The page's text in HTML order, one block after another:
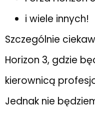
i wiele innych!
Szczególnie
Horizon 3, gdzie
kierownicą
Jednak nie